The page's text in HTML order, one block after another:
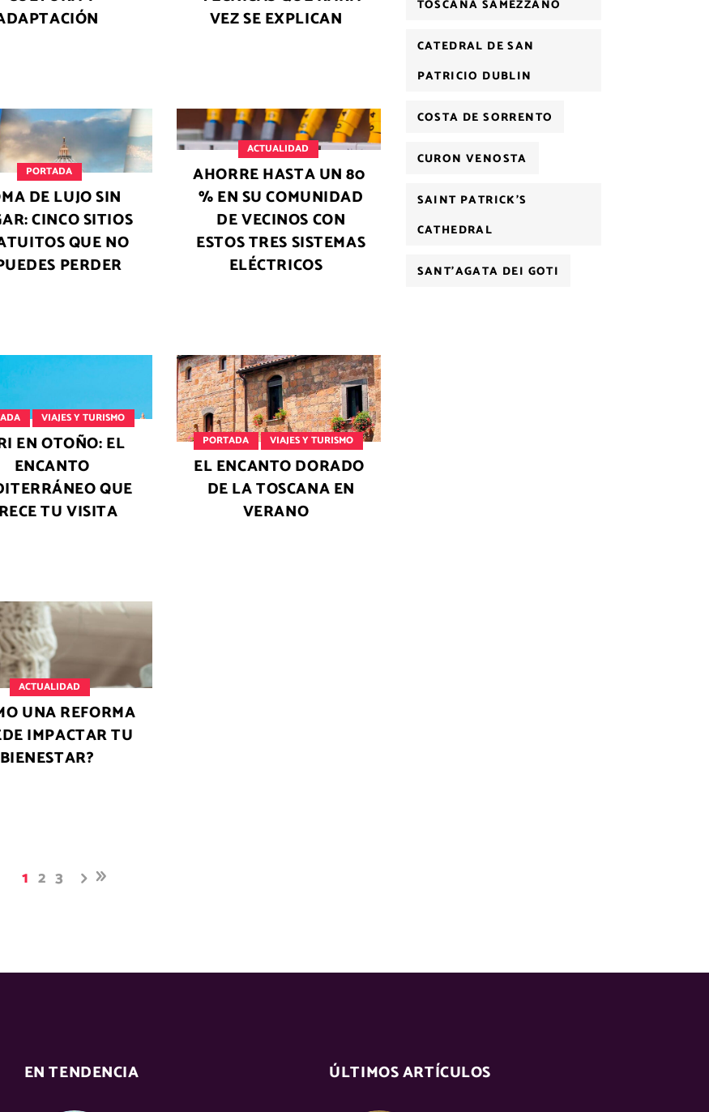
VEZ SE EXPLICAN
PORTADA
DE LUJO SIN
CINCO SITIOS
QUE NO
PERDER
ACTUALIDAD
AHORRE HASTA UN 80
% EN SU COMUNIDAD
DE VECINOS CON
ESTOS TRES SISTEMAS
ELÉCTRICOS
VIAJES Y TURISMO
EN OTOÑO: EL
ENCANTO
QUE
TU VISITA
PORTADA VIAJES Y TURISMO
EL ENCANTO DORADO
DE LA TOSCANA EN
VERANO
ACTUALIDAD
UNA REFORMA
IMPACTAR TU
BIENESTAR?
1 2 3
TOSCANA SAMEZZANO
CATEDRAL DE SAN
PATRICIO DUBLIN
COSTA DE SORRENTO
CURON VENOSTA
SAINT PATRICK'S
CATHEDRAL
SANT'AGATA DEI GOTI
EN TENDENCIA ÚLTIMOS ARTÍCULOS